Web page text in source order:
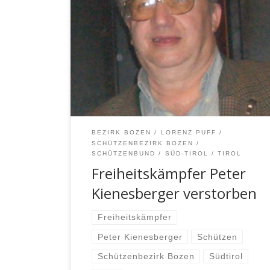
Peter Kienesberger ist Kreise seiner
Familie friedlich eingeschlafen. Danke für
deinen unermüdlichen Einsatz für Tirol.
Unser Mitgefühl gilt vor allem seiner Frau
Elke, der Tochter Gudrun und allen
Familienangehörigen. Dem Auge fern, der
Heimat ewig nah. (Spruch aus Gries bei
Bozen) Mjr. Lorenz Puff Schützenbezirk
BEZIRK BOZEN
LORENZ PUFF
SCHÜTZENBEZIRK BOZEN
SCHÜTZENBUND
SÜD-TIROL TIROL
Freiheitskämpfer Peter
Kienesberger verstorben
Freiheitskämpfer
Peter Kienesberger Schützen
Schützenbezirk Bozen Südtirol